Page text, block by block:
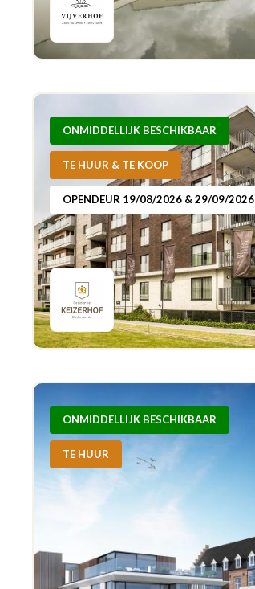
ONMIDDELLIJK BESCHIKBAAR
TE HUUR & TE KOOP
OPENDEUR 19/08/2026 & 29/09/2026
ONMIDDELLIJK BESCHIKBAAR
TE HUUR